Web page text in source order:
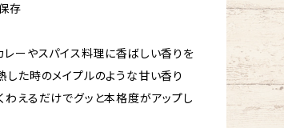
存
レーやスパイス料理に香ばしい香りを
した時のメイプルのような甘い香り
わえるだけでグッと本格度がアップし